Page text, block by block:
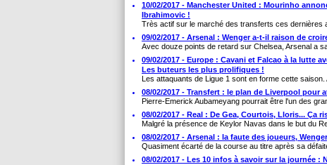
10/02/2017 - Manchester United : Mourinho
Ibrahimovic !
Très actif sur le marché des transferts ces dernières
09/02/2017 - Arsenal : Wenger a-t-il raison de
Avec douze points de retard sur Chelsea, Arsenal a
09/02/2017 - Europe : Cavani et Falcao à la lutte
Les buteurs les plus prolifiques !
Les attaquants de Ligue 1 sont en forme cette saison.
08/02/2017 - Transfert : le plan de Liverpool pour
Pierre-Emerick Aubameyang pourrait être l'un des
08/02/2017 - Real : De Gea, Courtois, Lloris... Ça
Malgré la présence de Keylor Navas dans le but du
08/02/2017 - Arsenal : la faute des joueurs,
Quasiment écarté de la course au titre après sa
08/02/2017 - Les 10 infos à savoir sur la journée :